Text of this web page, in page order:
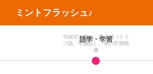
ミントフラッシュ♪
語学・学習
TOEICを始め、英会話（ドイ
ツ語、中国語）、等の学習関
連